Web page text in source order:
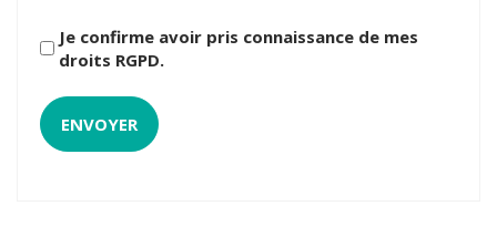
Je confirme avoir pris connaissance de mes
droits RGPD.